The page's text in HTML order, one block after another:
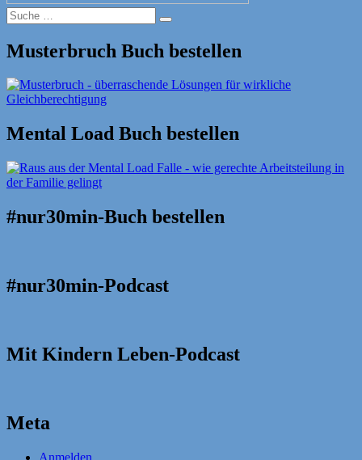
Suche
nach:
Suche
Musterbruch Buch bestellen
Mental Load Buch bestellen
#nur30min-Buch bestellen
#nur30min-Podcast
Mit Kindern Leben-Podcast
Meta
Anmelden